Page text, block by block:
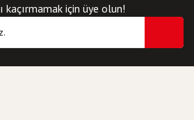
kaçırmamak için üye olun!